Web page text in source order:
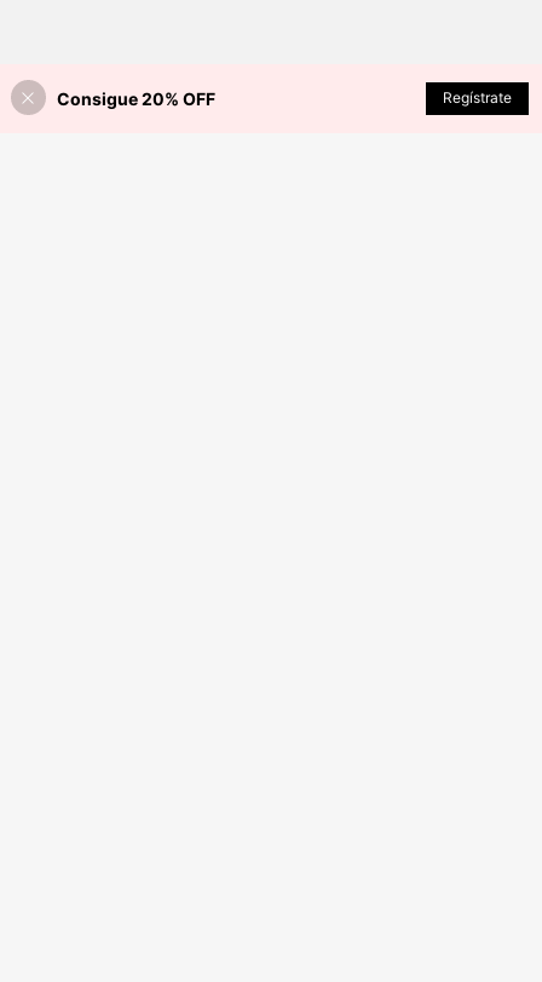
¡24% DE DESCUENTO! AÑADIR A LA BOLSA
Consigue 20% OFF Regístrate